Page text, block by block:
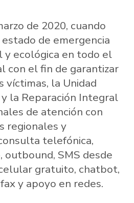
de 2020, cuando
de emergencia
y ecológica en todo el
con el fin de garantizar
víctimas, la Unidad
la Reparación Integral
de atención con
regionales y
telefónica,
outbound, SMS desde
gratuito, chatbot,
y apoyo en redes.